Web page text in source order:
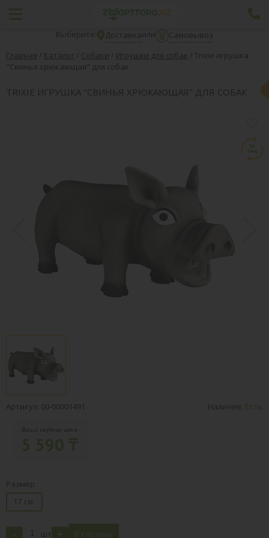
Выберите: Доставкаили
Самовывоз
Главная / Каталог / Собаки / Игрушки для собак / Trixie игрушка
"Свинья хрюкающая" для собак
TRIXIE ИГРУШКА "СВИНЬЯ ХРЮКАЮЩАЯ" ДЛЯ СОБАК
Артикул: 00-00001491 Наличие: Есть
Ваша клубная цена:
Размер
17 см.
- шт + В корзину